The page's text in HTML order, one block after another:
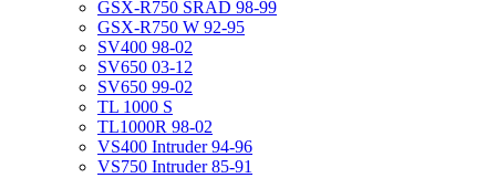
GSX-R750 SRAD 98-99
GSX-R750 W 92-95
SV400 98-02
SV650 03-12
SV650 99-02
TL 1000 S
TL1000R 98-02
VS400 Intruder 94-96
VS750 Intruder 85-91